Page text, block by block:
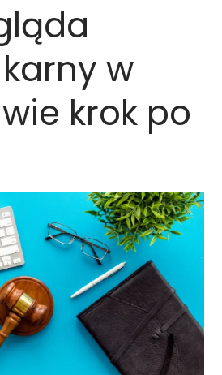
w
krok po